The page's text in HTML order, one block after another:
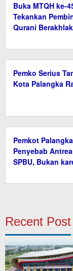
Buka MTQH ke-
Tekankan
Qurani
Pemko Serius
Kota Palangka
Pemkot
Penyebab
SPBU, Bukan
Recent Post